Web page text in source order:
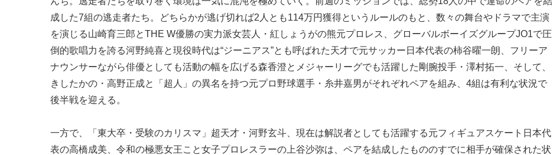
成した7組の逃走者たち。どちらかが逃げ切れば2人とも114万円獲得というルールのもと、数々の舞台やドラマで主演
を演じる山崎育三郎とTHE W優勝の実力派女芸人・紅しょうがの熊元プロレス、グローバルボーイズグループJO1で圧
倒的歌唱力を誇る河野純喜と現役時代は“ジーニアス”とも呼ばれた天才で元サッカー日本代表の柿谷曜一朗、フリーア
ナウンサーながら俳優としても活動の幅を広げる森香澄とメジャーリーグでも活躍した剛腕投手・澤村拓一、そして、
きしたかの・高野正成と「超人」の異名を持つ元プロ野球選手・糸井嘉男がそれぞれペアを組み、4組は有利な状況で
後半戦を迎える。
一方で、「東大卒・受験のカリスマ」超天才・河野玄斗、現在は解説者としても活躍する元フィギュアスケート日本代
表の高橋成美、令和の極悪女王こと女子プロレスラーの上谷沙弥は、ペアを結成したもののすでに相手が確保された状